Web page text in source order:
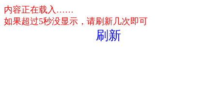
内容正在载入……
如果超过5秒没显示，请刷新几次即可
刷新